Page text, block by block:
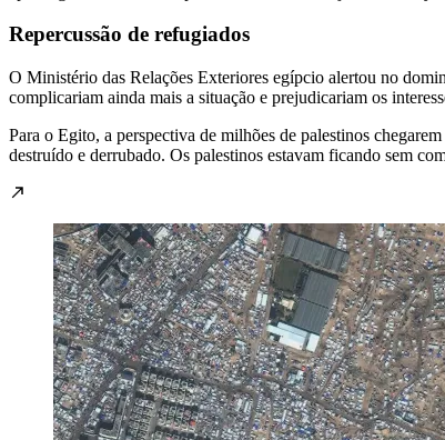
Repercussão de refugiados
O Ministério das Relações Exteriores egípcio alertou no
complicariam ainda mais a situação e prejudicariam os
Para o Egito, a perspectiva de milhões de palestinos
destruído e derrubado. Os palestinos estavam ficando sem